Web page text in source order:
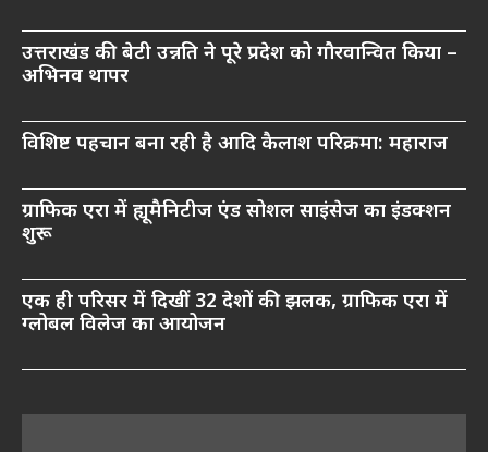
उत्तराखंड की बेटी उन्नति ने पूरे प्रदेश को गौरवान्वित किया –
अभिनव थापर
विशिष्ट पहचान बना रही है आदि कैलाश परिक्रमा: महाराज
ग्राफिक एरा में ह्यूमैनिटीज एंड सोशल साइंसेज का इंडक्शन
शुरू
एक ही परिसर में दिखीं 32 देशों की झलक, ग्राफिक एरा में
ग्लोबल विलेज का आयोजन